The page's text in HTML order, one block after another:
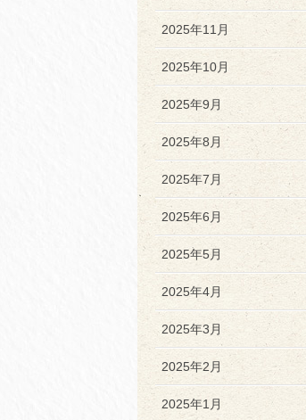
2025年11月
2025年10月
2025年9月
2025年8月
2025年7月
2025年6月
2025年5月
2025年4月
2025年3月
2025年2月
2025年1月